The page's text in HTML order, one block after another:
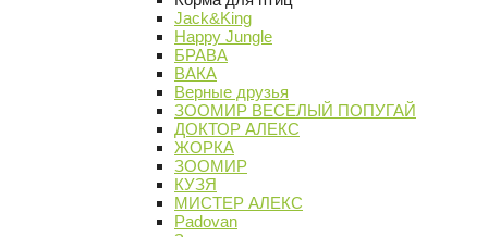
Jack&King
Happy Jungle
БРАВА
ВАКА
Верные друзья
ЗООМИР ВЕСЕЛЫЙ ПОПУГАЙ
ДОКТОР АЛЕКС
ЖОРКА
ЗООМИР
КУЗЯ
МИСТЕР АЛЕКС
Padovan